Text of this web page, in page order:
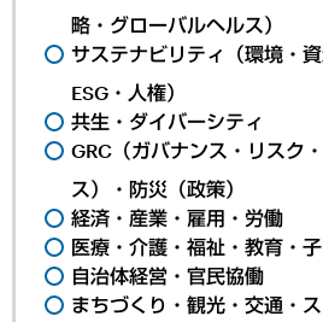
略・グローバルヘルス）
サステナビリティ（環境・
ESG・人権）
共生・ダイバーシティ
GRC（ガバナンス・リスク
ス）・防災（政策）
経済・産業・雇用・労働
医療・介護・福祉・教育・
自治体経営・官民協働
まちづくり・観光・交通・